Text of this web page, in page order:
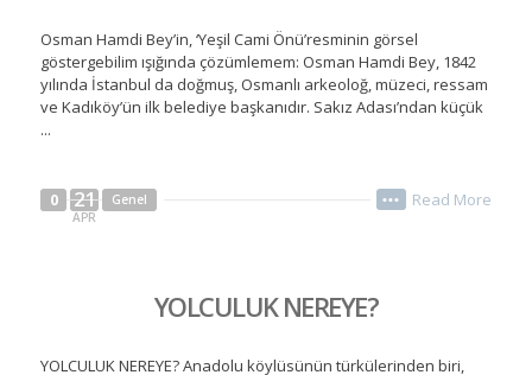
Osman Hamdi Bey’in, ‘Yeşil Cami Önü’resminin görsel
göstergebilim ışığında çözümlemem: Osman Hamdi Bey, 1842
yılında İstanbul da doğmuş, Osmanlı arkeoloğ, müzeci, ressam
ve Kadıköy’ün ilk belediye başkanıdır. Sakız Adası’ndan küçük
...
0 21
APR
Genel Read More
•••
YOLCULUK NEREYE?
YOLCULUK NEREYE? Anadolu köylüsünün türkülerinden biri,